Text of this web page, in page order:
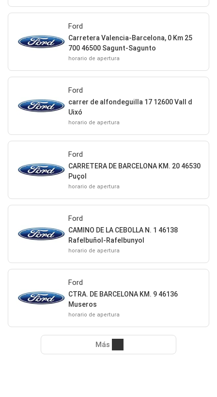
Ford
Carretera Valencia-Barcelona, 0 Km 25
700 46500 Sagunt-Sagunto
horario de apertura
Ford
carrer de alfondeguilla 17 12600 Vall d
Uixó
horario de apertura
Ford
CARRETERA DE BARCELONA KM. 20 46530
Puçol
horario de apertura
Ford
CAMINO DE LA CEBOLLA N. 1 46138
Rafelbuñol-Rafelbunyol
horario de apertura
Ford
CTRA. DE BARCELONA KM. 9 46136
Museros
horario de apertura
Más